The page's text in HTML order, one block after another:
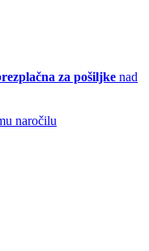
za pošiljke nad
naročilu